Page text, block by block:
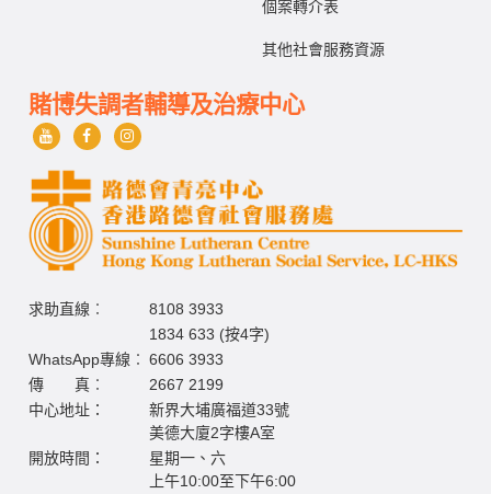
個案轉介表
其他社會服務資源
賭博失調者輔導及治療中心
求助直線︰
8108 3933
1834 633 (按4字)
WhatsApp專線︰ 6606 3933
傳 真︰
2667 2199
中心地址：
新界大埔廣福道33號
美德大廈2字樓A室
開放時間：
星期一、六
上午10:00至下午6:00